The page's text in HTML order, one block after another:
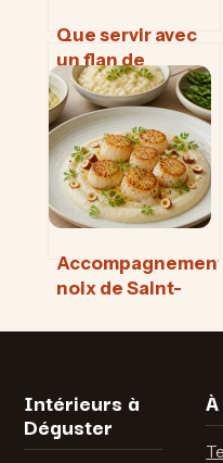
Que servir avec
un flan de
légumes ? 4
sauces et 3
protéines pour
un repas
équilibré
Accompagnement
noix de Saint-
4 idées pour
Intérieurs à
Déguster